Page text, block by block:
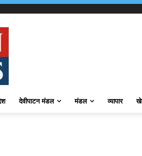
देवीपाटन मंडल मंडल व्यापार